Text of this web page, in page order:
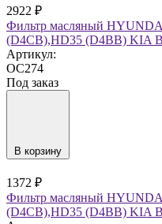
2922 ₽
Фильтр масляный
(D4CB),HD35 (D4BB) KIA
Артикул:
OC274
Под заказ
В корзину
1372 ₽
Фильтр масляный
(D4CB),HD35 (D4BB) KIA